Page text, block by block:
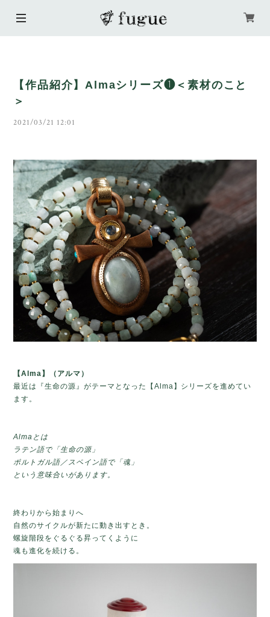
【作品紹介】Almaシリーズ❶＜素材のこと
＞
2021/03/21 12:01
【Alma】
（アルマ）
最近は『生命の源』がテーマとなった【Alma】シリーズを進めてい
ます。
Almaとは
ラテン語で「生命の源」
ポルトガル語／スペイン語で「魂」
という意味合いがあります。
終わりから始まりへ
自然のサイクルが新たに動き出すとき。
螺旋階段をぐるぐる昇ってくように
魂も進化を続ける。